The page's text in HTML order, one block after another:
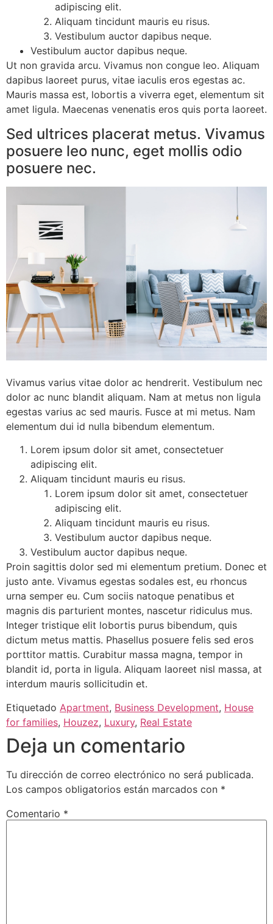
adipiscing elit.
Aliquam tincidunt mauris eu risus.
Vestibulum auctor dapibus neque.
Vestibulum auctor dapibus neque.
Ut non gravida arcu. Vivamus non congue leo. Aliquam
dapibus laoreet purus, vitae iaculis eros egestas ac.
Mauris massa est, lobortis a viverra eget, elementum sit
amet ligula. Maecenas venenatis eros quis porta laoreet.
Sed ultrices placerat metus. Vivamus
posuere leo nunc, eget mollis odio
posuere nec.
Vivamus varius vitae dolor ac hendrerit. Vestibulum nec
dolor ac nunc blandit aliquam. Nam at metus non ligula
egestas varius ac sed mauris. Fusce at mi metus. Nam
elementum dui id nulla bibendum elementum.
Lorem ipsum dolor sit amet, consectetuer
adipiscing elit.
Aliquam tincidunt mauris eu risus.
Lorem ipsum dolor sit amet, consectetuer
adipiscing elit.
Aliquam tincidunt mauris eu risus.
Vestibulum auctor dapibus neque.
Vestibulum auctor dapibus neque.
Proin sagittis dolor sed mi elementum pretium. Donec et
justo ante. Vivamus egestas sodales est, eu rhoncus
urna semper eu. Cum sociis natoque penatibus et
magnis dis parturient montes, nascetur ridiculus mus.
Integer tristique elit lobortis purus bibendum, quis
dictum metus mattis. Phasellus posuere felis sed eros
porttitor mattis. Curabitur massa magna, tempor in
blandit id, porta in ligula. Aliquam laoreet nisl massa, at
interdum mauris sollicitudin et.
Etiquetado Apartment, Business Development, House
for families, Houzez, Luxury, Real Estate
Deja un comentario
Tu dirección de correo electrónico no será publicada.
Los campos obligatorios están marcados con *
Comentario *